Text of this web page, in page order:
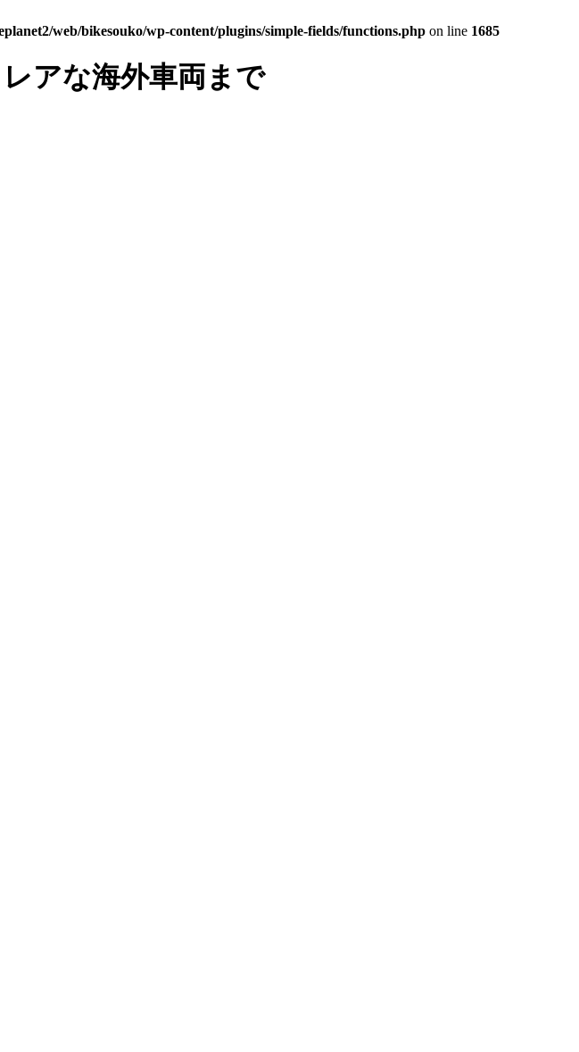
web/bikesouko/wp-content/plugins/simple-fields/functions.php on line 1685
アな海外車両まで